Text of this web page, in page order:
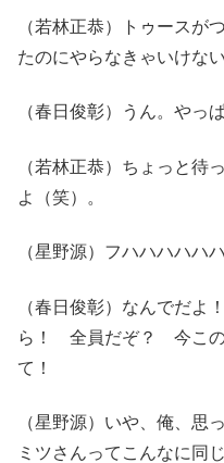
（若林正恭）トゥース
たのにやらなきゃいけない
（春日俊彰）うん。やっ
（若林正恭）ちょっと
よ（笑）。
（星野源）フハハハハハ
（春日俊彰）なんでだ
ら！ 全員だぞ？ 今この
て！
（星野源）いや、俺、思
ミツさんってこんなに同